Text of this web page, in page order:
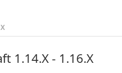
1.14.X - 1.16.X